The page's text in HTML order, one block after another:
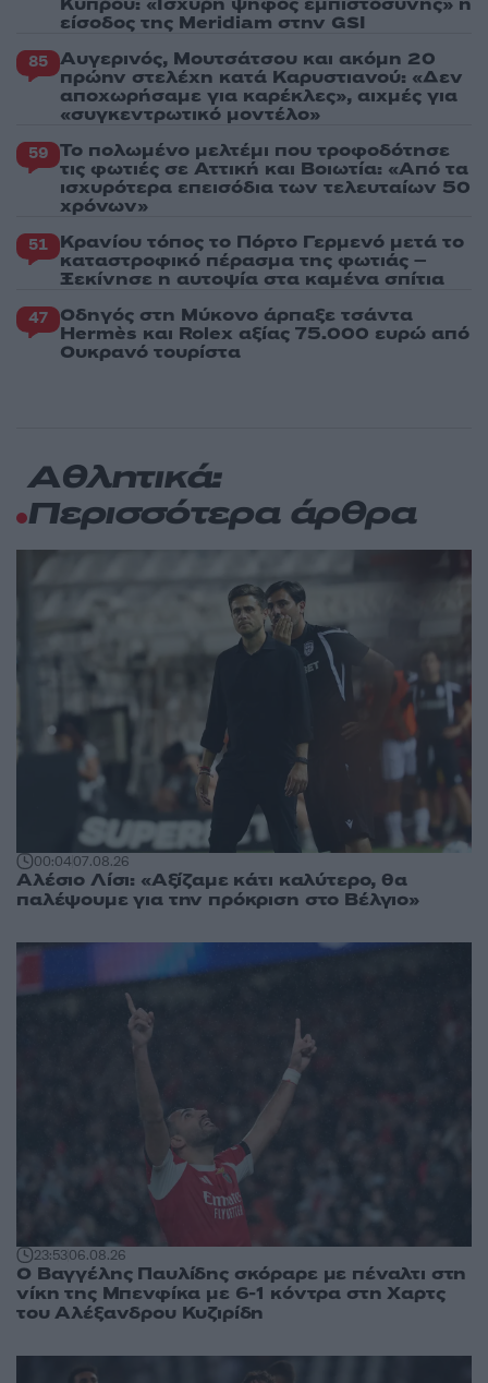
είσοδος της Meridiam στην GSI
85 Αυγερινός, Μουτσάτσου και ακόμη 20
πρώην στελέχη κατά Καρυστιανού: «Δεν
αποχωρήσαμε για καρέκλες», αιχμές για
«συγκεντρωτικό μοντέλο»
59 Το πολωμένο μελτέμι που τροφοδότησε
τις φωτιές σε Αττική και Βοιωτία: «Από τα
ισχυρότερα επεισόδια των τελευταίων 50
χρόνων»
51 Κρανίου τόπος το Πόρτο Γερμενό μετά το
καταστροφικό πέρασμα της φωτιάς –
Ξεκίνησε η αυτοψία στα καμένα σπίτια
47 Οδηγός στη Μύκονο άρπαξε τσάντα
Hermès και Rolex αξίας 75.000 ευρώ από
Ουκρανό τουρίστα
Αθλητικά:
Περισσότερα άρθρα
00:0407.08.26
Αλέσιο Λίσι: «Αξίζαμε κάτι καλύτερο, θα
παλέψουμε για την πρόκριση στο Βέλγιο»
23:5306.08.26
Ο Βαγγέλης Παυλίδης σκόραρε με πέναλτι στη
νίκη της Μπενφίκα με 6-1 κόντρα στη Χαρτς
του Αλέξανδρου Κυζιρίδη